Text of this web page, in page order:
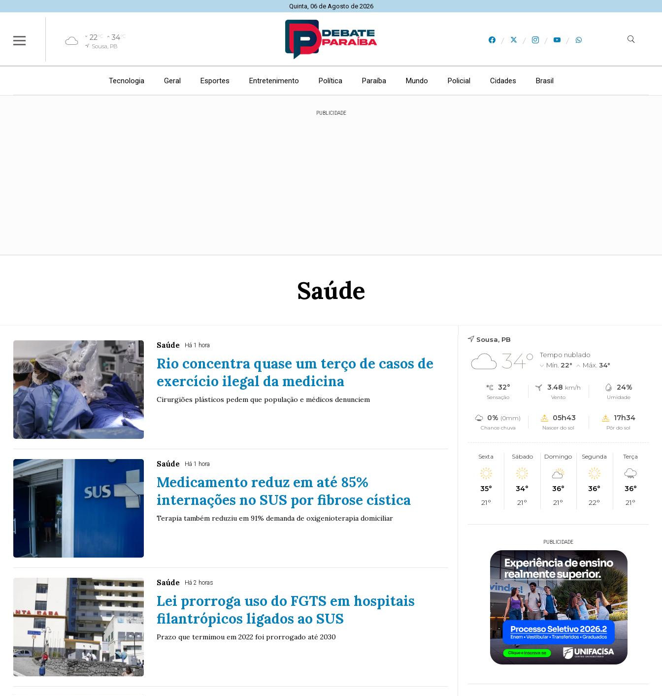
Quinta, 06 de Agosto de 2026
22°C 34°C
Sousa, PB
Tecnologia Geral Esportes Entretenimento Política Paraíba Mundo Policial Cidades Brasil
PUBLICIDADE
Saúde
Saúde Há 1 hora
Rio concentra quase um terço de casos de
exercício ilegal da medicina
Cirurgiões plásticos pedem que população e médicos denunciem
Saúde Há 1 hora
Medicamento reduz em até 85%
internações no SUS por fibrose cística
Terapia também reduziu em 91% demanda de oxigenioterapia domiciliar
Saúde Há 2 horas
Lei prorroga uso do FGTS em hospitais
filantrópicos ligados ao SUS
Prazo que termimou em 2022 foi prorrogado até 2030
Sousa, PB
34°
Tempo nublado
Mín. 22° Máx. 34°
32°
Sensação
3.48 km/h
Vento
24%
Umidade
0% (0mm)
Chance chuva
05h43
Nascer do sol
17h34
Pôr do sol
Sexta
35°
21°
Sábado
34°
21°
Domingo
36°
21°
Segunda
36°
22°
Terça
36°
21°
PUBLICIDADE